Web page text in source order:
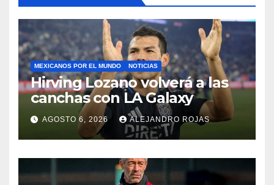
MEXICANOS POR EL MUNDO NOTICIAS
Hirving Lozano volverá a las
canchas con LA Galaxy
AGOSTO 6, 2026 ALEJANDRO ROJAS